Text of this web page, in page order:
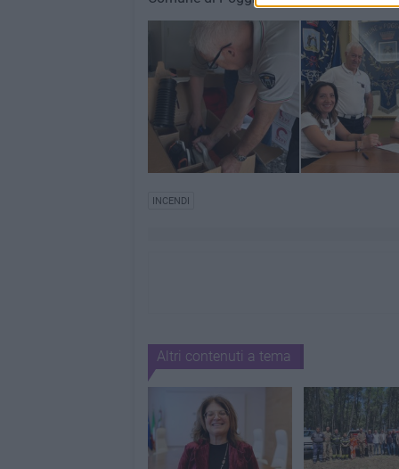
INCENDI
Altri contenuti a tema